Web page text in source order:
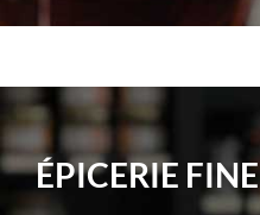
ÉPICERIE FINE